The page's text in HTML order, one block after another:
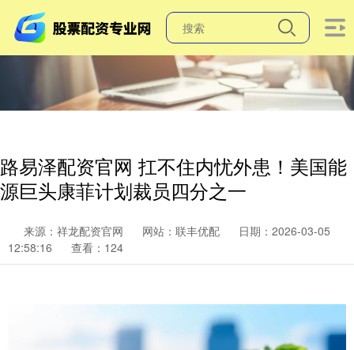
路易泽配资官网 扛不住内忧外患！美国能
源巨头康菲计划裁员四分之一
来源：祥龙配资官网 网站：联丰优配
日期：2026-03-05
12:58:16
查看：124